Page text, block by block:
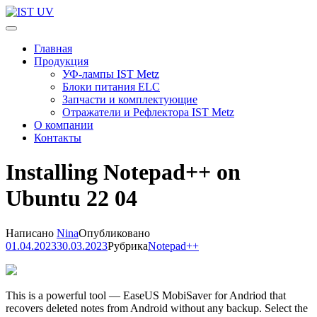
Перейти
к
(нажмите
Enter)
Главная
Продукция
УФ-лампы IST Metz
Блоки питания ELC
Запчасти и комплектующие
Отражатели и Рефлектора IST Metz
О компании
Контакты
Installing Notepad++ on
Ubuntu 22 04
Написано NinaОпубликовано
01.04.202330.03.2023РубрикаNotepad++
This is a powerful tool — EaseUS MobiSaver for Andriod that
recovers deleted notes from Android without any backup. Select the